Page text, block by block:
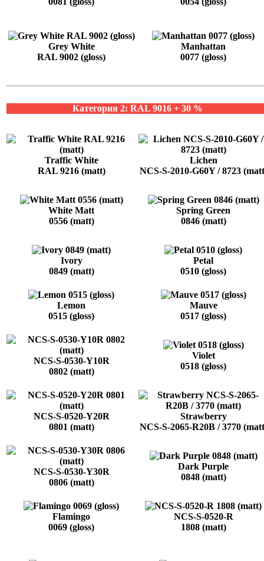
Grey White
RAL 9002 (gloss)
Manhattan
0077 (gloss)
Категория 2: RAL 9016 + 30 %
Traffic White
RAL 9216 (matt)
Lichen
NCS-S-2010-G60Y / 8723
White Matt
0556 (matt)
Spring Green
0846 (matt)
Ivory
0849 (matt)
Petal
0510 (gloss)
Lemon
0515 (gloss)
Mauve
0517 (gloss)
NCS-S-0530-Y10R
0802 (matt)
Violet
0518 (gloss)
NCS-S-0520-Y20R
0801 (matt)
Strawberry
NCS-S-2065-R20B / 3770
NCS-S-0530-Y30R
0806 (matt)
Dark Purple
0848 (matt)
Flamingo
0069 (gloss)
NCS-S-0520-R
1808 (matt)